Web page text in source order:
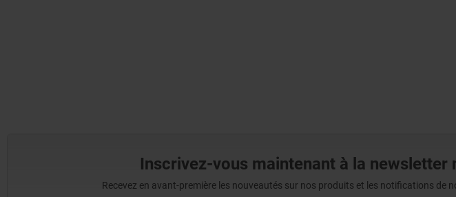
Inscrivez-vous maintenant à la newsletter
Recevez en avant-première les nouveautés sur nos produits et les notifications de